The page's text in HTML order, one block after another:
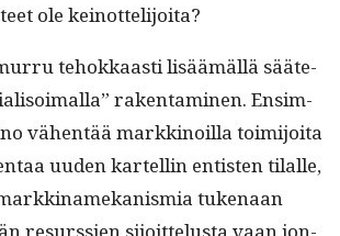
ole keinottelijoita?
tehokkaasti lisäämäl­lä sääte­
rak­en­t­a­mi­nen. Ensim­
vähen­tää markki­noil­la toim­i­joi­ta
uuden kartellin entis­ten tilalle,
tuke­naan
resurssien sijoit­telus­ta vaan jon­